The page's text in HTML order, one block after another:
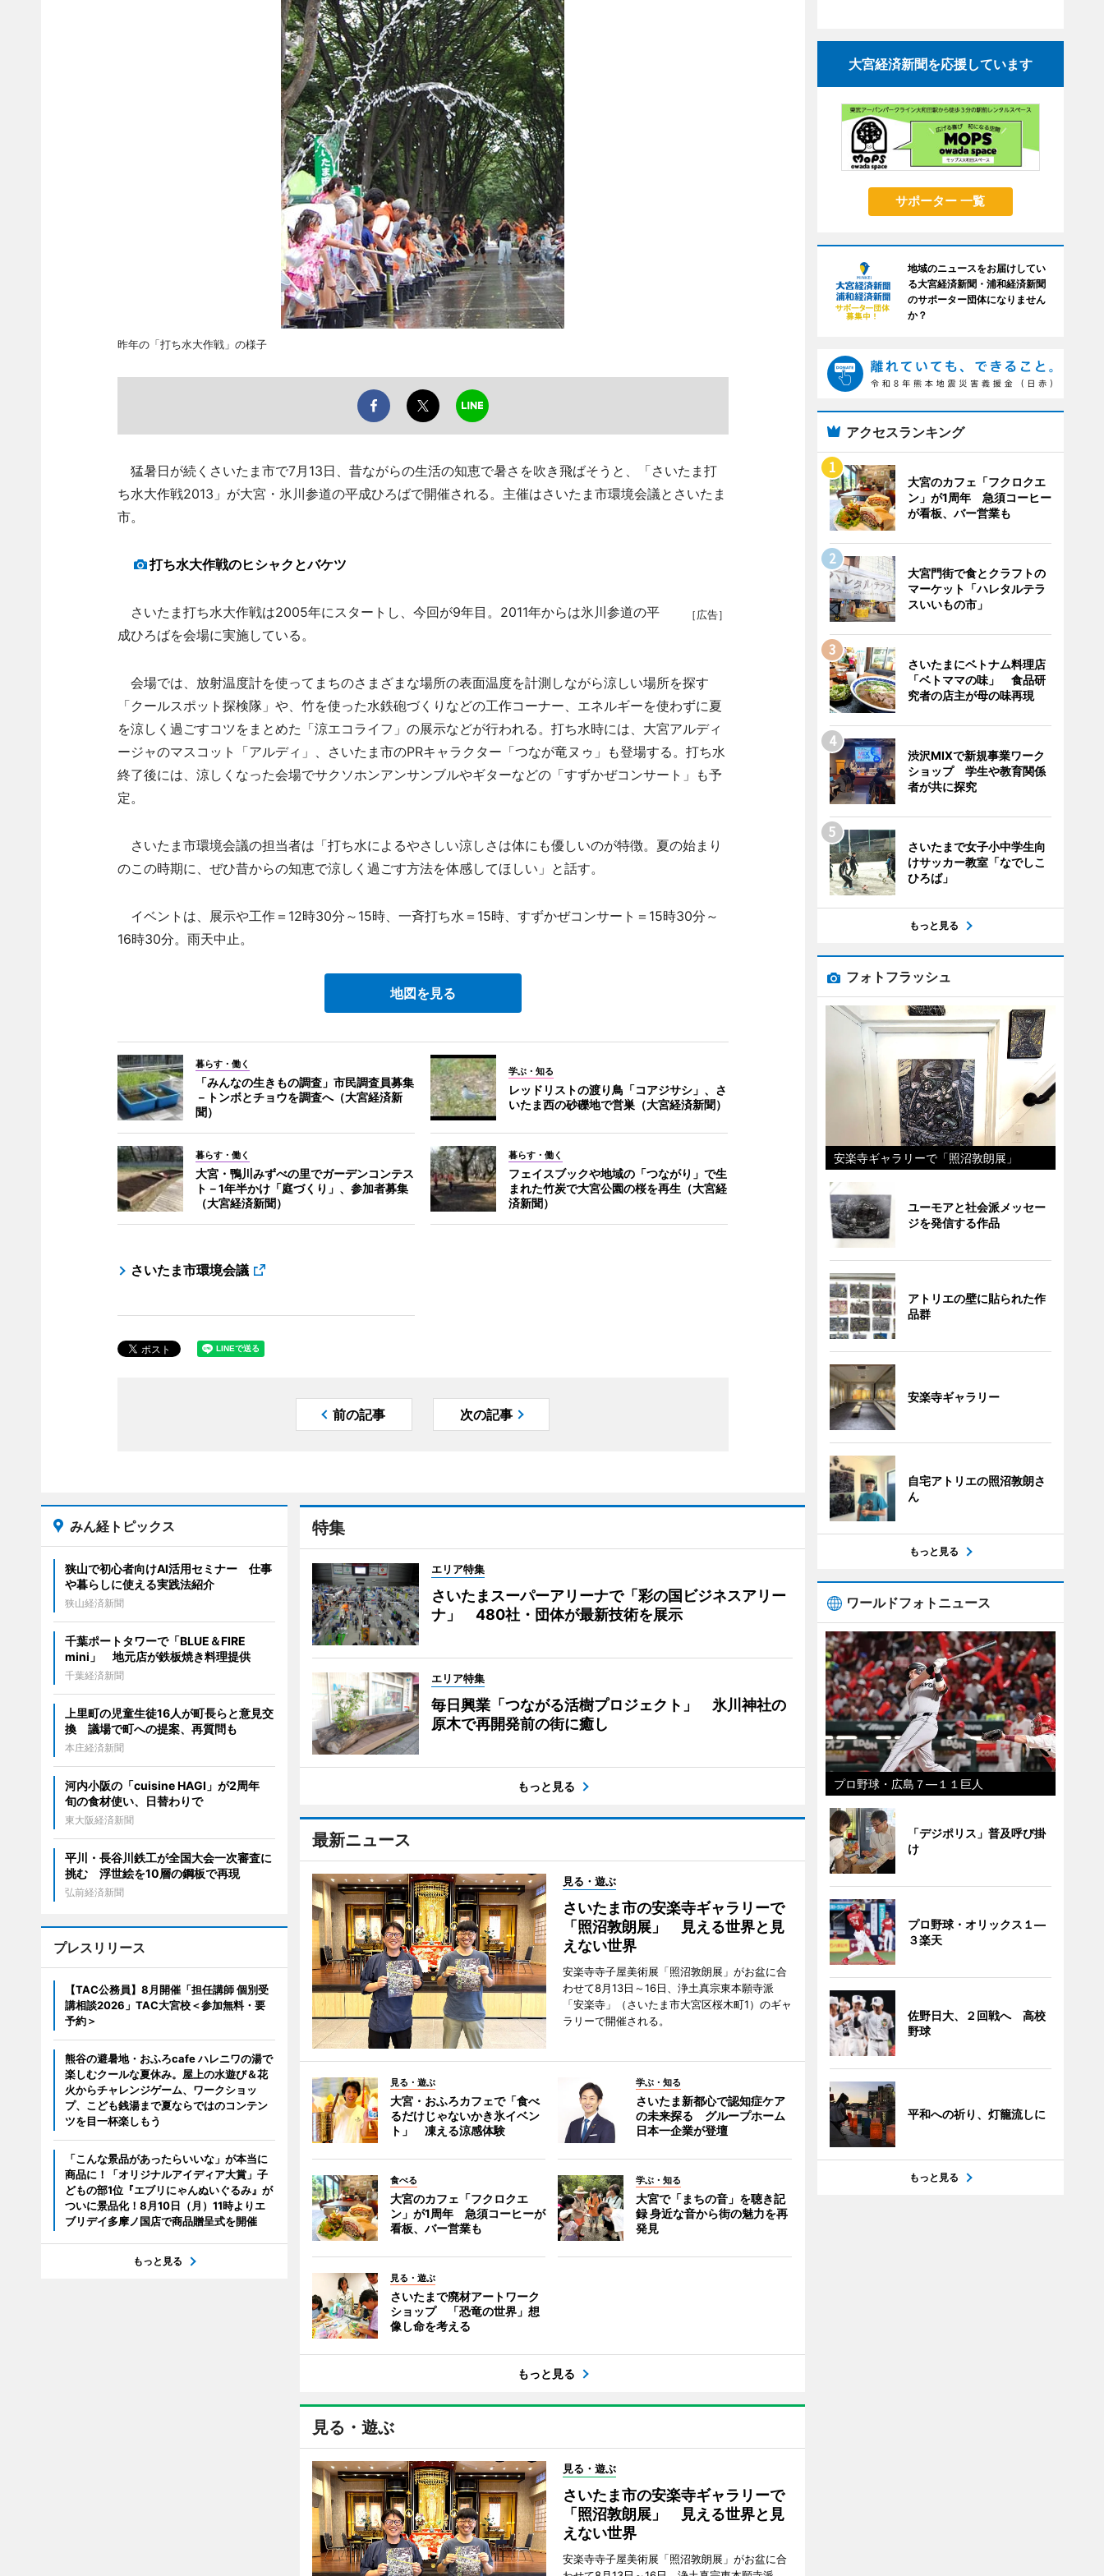
昨年の「打ち水大作戦」の様子
猛暑日が続くさいたま市で7月13日、昔ながらの生活の知恵で暑さを吹き飛ばそうと、「さいたま打
ち水大作戦2013」が大宮・氷川参道の平成ひろばで開催される。主催はさいたま市環境会議とさいたま
市。
打ち水大作戦のヒシャクとバケツ
［広告］
さいたま打ち水大作戦は2005年にスタートし、今回が9年目。2011年からは氷川参道の平
成ひろばを会場に実施している。
会場では、放射温度計を使ってまちのさまざまな場所の表面温度を計測しながら涼しい場所を探す
「クールスポット探検隊」や、竹を使った水鉄砲づくりなどの工作コーナー、エネルギーを使わずに夏
を涼しく過ごすコツをまとめた「涼エコライフ」の展示などが行われる。打ち水時には、大宮アルディ
ージャのマスコット「アルディ」、さいたま市のPRキャラクター「つなが竜ヌゥ」も登場する。打ち水
終了後には、涼しくなった会場でサクソホンアンサンブルやギターなどの「すずかぜコンサート」も予
定。
さいたま市環境会議の担当者は「打ち水によるやさしい涼しさは体にも優しいのが特徴。夏の始まり
のこの時期に、ぜひ昔からの知恵で涼しく過ごす方法を体感してほしい」と話す。
イベントは、展示や工作＝12時30分～15時、一斉打ち水＝15時、すずかぜコンサート＝15時30分～
16時30分。雨天中止。
地図を見る
暮らす・働く
「みんなの生きもの調査」市民調査員募集
－トンボとチョウを調査へ（大宮経済新
聞）
学ぶ・知る
レッドリストの渡り鳥「コアジサシ」、さ
いたま西の砂礫地で営巣（大宮経済新聞）
暮らす・働く
大宮・鴨川みずべの里でガーデンコンテス
ト－1年半かけ「庭づくり」、参加者募集
（大宮経済新聞）
暮らす・働く
フェイスブックや地域の「つながり」で生
まれた竹炭で大宮公園の桜を再生（大宮経
済新聞）
さいたま市環境会議
前の記事 次の記事
特集
エリア特集
さいたまスーパーアリーナで「彩の国ビジネスアリー
ナ」 480社・団体が最新技術を展示
エリア特集
毎日興業「つながる活樹プロジェクト」 氷川神社の
原木で再開発前の街に癒し
もっと見る
最新ニュース
見る・遊ぶ
さいたま市の安楽寺ギャラリーで
「照沼敦朗展」 見える世界と見
えない世界
安楽寺寺子屋美術展「照沼敦朗展」がお盆に合
わせて8月13日～16日、浄土真宗東本願寺派
「安楽寺」（さいたま市大宮区桜木町1）のギャ
ラリーで開催される。
見る・遊ぶ
大宮・おふろカフェで「食べ
るだけじゃないかき氷イベン
ト」 凍える涼感体験
学ぶ・知る
さいたま新都心で認知症ケア
の未来探る グループホーム
日本一企業が登壇
食べる
大宮のカフェ「フクロクエ
ン」が1周年 急須コーヒーが
看板、バー営業も
学ぶ・知る
大宮で「まちの音」を聴き記
録 身近な音から街の魅力を再
発見
見る・遊ぶ
さいたまで廃材アートワーク
ショップ 「恐竜の世界」想
像し命を考える
もっと見る
見る・遊ぶ
見る・遊ぶ
さいたま市の安楽寺ギャラリーで
「照沼敦朗展」 見える世界と見
えない世界
安楽寺寺子屋美術展「照沼敦朗展」がお盆に合
みん経トピックス
狭山で初心者向けAI活用セミナー 仕事
や暮らしに使える実践法紹介
狭山経済新聞
千葉ポートタワーで「BLUE＆FIRE
mini」 地元店が鉄板焼き料理提供
千葉経済新聞
上里町の児童生徒16人が町長らと意見交
換 議場で町への提案、再質問も
本庄経済新聞
河内小阪の「cuisine HAGI」が2周年
旬の食材使い、日替わりで
東大阪経済新聞
平川・長谷川鉄工が全国大会一次審査に
挑む 浮世絵を10層の鋼板で再現
弘前経済新聞
プレスリリース
【TAC公務員】8月開催「担任講師 個別受
講相談2026」TAC大宮校＜参加無料・要
予約＞
熊谷の避暑地・おふろcafe ハレニワの湯で
楽しむクールな夏休み。屋上の水遊び＆花
火からチャレンジゲーム、ワークショッ
プ、こども銭湯まで夏ならではのコンテン
ツを目一杯楽しもう
「こんな景品があったらいいな」が本当に
商品に！「オリジナルアイディア大賞」子
どもの部1位『エブリにゃんぬいぐるみ』が
ついに景品化！8月10日（月）11時よりエ
ブリデイ多摩ノ国店で商品贈呈式を開催
もっと見る
大宮経済新聞を応援しています
サポーター 一覧
地域のニュースをお届けしてい
る大宮経済新聞・浦和経済新聞
のサポーター団体になりません
か？
アクセスランキング
大宮のカフェ「フクロクエ
ン」が1周年 急須コーヒー
が看板、バー営業も
大宮門街で食とクラフトの
マーケット「ハレタルテラ
スいいもの市」
さいたまにベトナム料理店
「ベトママの味」 食品研
究者の店主が母の味再現
渋沢MIXで新規事業ワーク
ショップ 学生や教育関係
者が共に探究
さいたまで女子小中学生向
けサッカー教室「なでしこ
ひろば」
もっと見る
フォトフラッシュ
安楽寺ギャラリーで「照沼敦朗展」
ユーモアと社会派メッセー
ジを発信する作品
アトリエの壁に貼られた作
品群
安楽寺ギャラリー
自宅アトリエの照沼敦朗さ
ん
もっと見る
ワールドフォトニュース
プロ野球・広島７―１１巨人
「デジポリス」普及呼び掛
け
プロ野球・オリックス１―
３楽天
佐野日大、２回戦へ 高校
野球
平和への祈り、灯籠流しに
もっと見る